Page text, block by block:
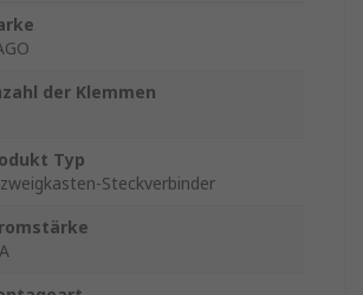
der Klemmen
Typ
Steckverbinder